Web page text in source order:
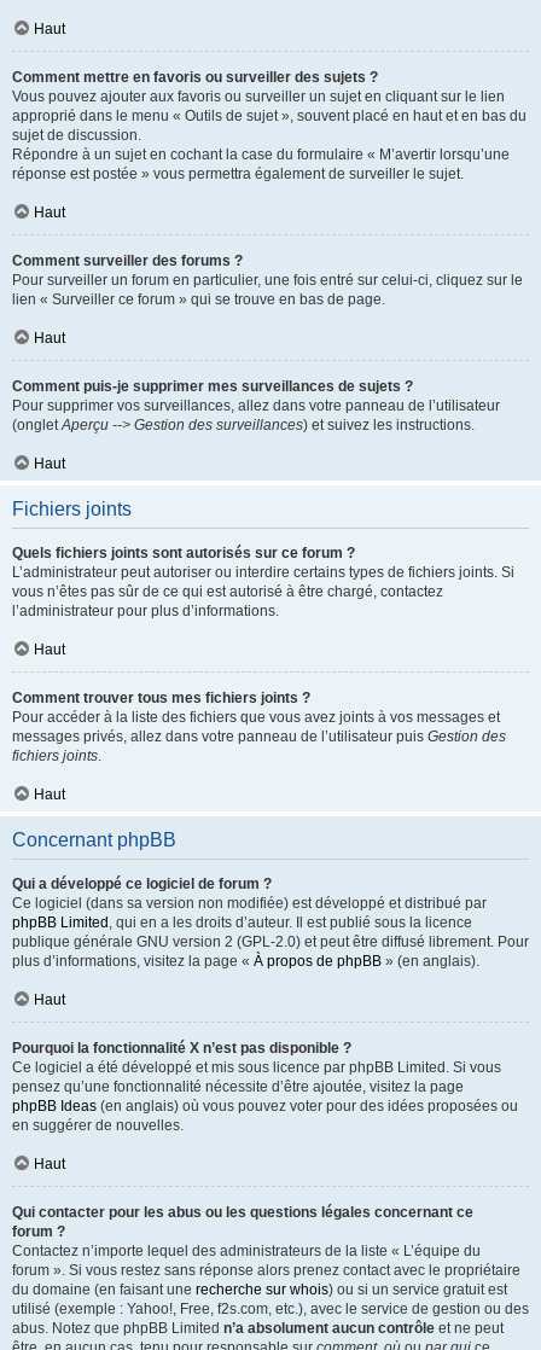
Haut
Comment mettre en favoris ou surveiller des sujets ?
Vous pouvez ajouter aux favoris ou surveiller un sujet en cliquant sur le lien
approprié dans le menu « Outils de sujet », souvent placé en haut et en bas du
sujet de discussion.
Répondre à un sujet en cochant la case du formulaire « M’avertir lorsqu’une
réponse est postée » vous permettra également de surveiller le sujet.
Haut
Comment surveiller des forums ?
Pour surveiller un forum en particulier, une fois entré sur celui-ci, cliquez sur le
lien « Surveiller ce forum » qui se trouve en bas de page.
Haut
Comment puis-je supprimer mes surveillances de sujets ?
Pour supprimer vos surveillances, allez dans votre panneau de l’utilisateur
(ongletAperçu --> Gestion des surveillances) et suivez les instructions.
Haut
Fichiers joints
Quels fichiers joints sont autorisés sur ce forum ?
L’administrateur peut autoriser ou interdire certains types de fichiers joints. Si
vous n’êtes pas sûr de ce qui est autorisé à être chargé, contactez
l’administrateur pour plus d’informations.
Haut
Comment trouver tous mes fichiers joints ?
Pour accéder à la liste des fichiers que vous avez joints à vos messages et
messages privés, allez dans votre panneau de l’utilisateur puis Gestion des
fichiers joints.
Haut
Concernant phpBB
Qui a développé ce logiciel de forum ?
Ce logiciel (dans sa version non modifiée) est développé et distribué par
phpBB Limited , qui en a les droits d’auteur. Il est publié sous la licence
publique générale GNU version 2 (GPL-2.0) et peut être diffusé librement. Pour
plus d’informations, visitez la page « À propos de phpBB » (en anglais).
Haut
Pourquoi la fonctionnalité X n’est pas disponible ?
Ce logiciel a été développé et mis sous licence par phpBB Limited. Si vous
pensez qu’une fonctionnalité nécessite d’être ajoutée, visitez la page
phpBB Ideas (en anglais) où vous pouvez voter pour des idées proposées ou
en suggérer de nouvelles.
Haut
Qui contacter pour les abus ou les questions légales concernant ce
forum ?
Contactez n’importe lequel des administrateurs de la liste « L’équipe du
forum ». Si vous restez sans réponse alors prenez contact avec le propriétaire
du domaine (en faisant une recherche sur whois) ou si un service gratuit est
utilisé (exemple : Yahoo!, Free, f2s.com, etc.), avec le service de gestion ou des
abus. Notez que phpBB Limited n’a absolument aucun contrôle et ne peut